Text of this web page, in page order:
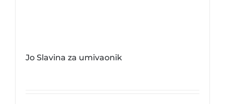
Jo Slavina za umivaonik